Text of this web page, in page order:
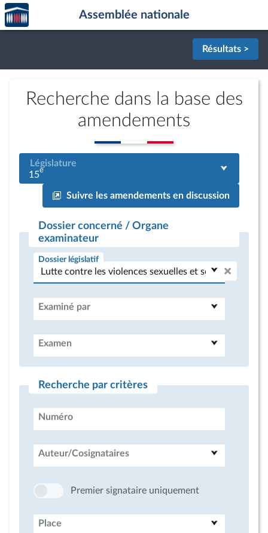
Aller au contenu
Aller en bas de la page
Accèder
à la
page
Assemblée nationale
Résultats >
Recherche dans la base des
amendements
Législature
15e
Suivre les amendements en discussion
Dossier concerné / Organe
examinateur
Dossier législatif
Examiné par
Examen
Recherche par critères
Numéro
Auteur/Cosignataires
Premier signataire uniquement
Place